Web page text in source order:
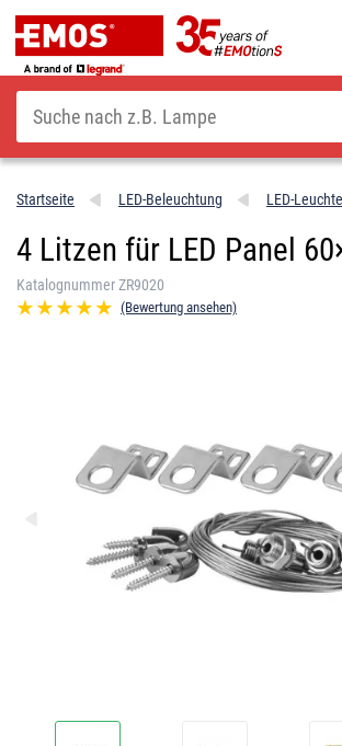
Suche
Startseite LED-Beleuchtung LED-
4 Litzen für LED Panel
Katalognummer ZR9020
(Bewertung ansehen)